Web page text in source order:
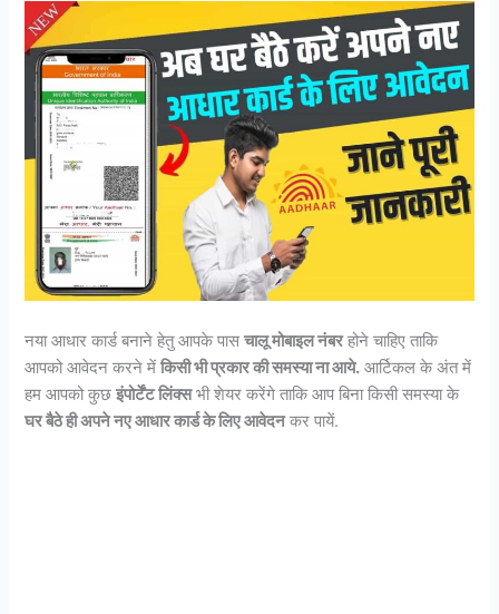
नया आधार कार्ड बनाने हेतु आपके पासचालू मोबाइल नंबरहोने चाहिए ताकि
आपको आवेदन करने मेंकिसी भी प्रकार की समस्या ना आये. आर्टिकल के अंत में
हम आपको कुछइंपोर्टेंट लिंक्सभी शेयर करेंगे ताकि आप बिना किसी समस्या के
घर बैठे ही अपने नए आधार कार्ड के लिए आवेदनकर पायें.